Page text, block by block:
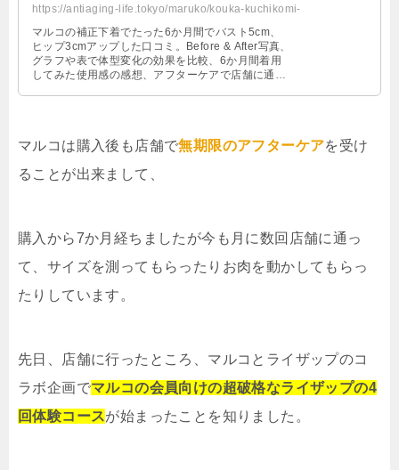
マルコの補正下着でたった6か月間でバスト5cm、
ヒップ3cmアップした口コミ。Before & After写真、
グラフや表で体型変化の効果を比較、6か月間着用
してみた使用感の感想、アフターケアで店舗に通っ
マルコは購入後も店舗で無期限のアフターケアを受け
ることが出来まして、
購入から7か月経ちましたが今も月に数回店舗に通っ
て、サイズを測ってもらったりお肉を動かしてもらっ
たりしています。
先日、店舗に行ったところ、マルコとライザップのコ
ラボ企画でマルコの会員向けの超破格なライザップの4
回体験コースが始まったことを知りました。